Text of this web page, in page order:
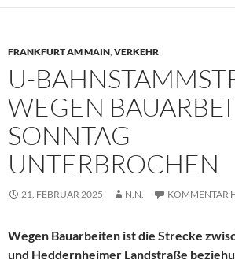
FRANKFURT AM MAIN,VERKEHR
U-
WEGEN
SONNTAG
UNTERBROCHEN
21. FEBRUAR 2025 N.N. KOMMENTAR
Wegen Bauarbeiten ist die Strecke
und Heddernheimer Landstraße